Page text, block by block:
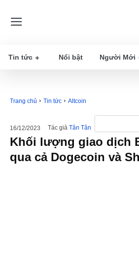
Tin tức Nổi bật Người Mới
Trang chủ Tin tức Altcoin
16/12/2023 Tác giả Tân Tân
Khối lượng giao dịch
qua cả Dogecoin và